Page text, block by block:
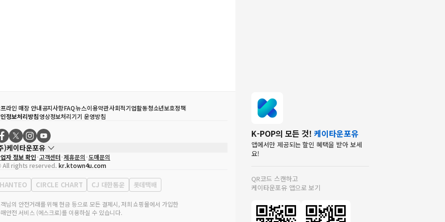
라인 매장 안내공지사항FAQ뉴스이용약관사회적기업활동청소년보호정책
정보처리방침영상정보처리기기 운영방침
)케이타운포유
자
송효민
업자등록번호
120-87-71116
판매업 신고번호 제2011-서울강남-02223
표전화
02-552-9855
자 정보 확인 고객센터 제휴문의 도매문의
rights reserved. kr.ktown4u.com
HANTEO CIRCLE CHART CJ 대한통운 롯데택배
님의 안전거래를 위해 현금 등으로 모든 결제시, 저희 쇼핑몰에서 가입한
안전 서비스 (에스크로)를 이용하실 수 있습니다.
K-POP의 모든 것! 케이타운포유
앱에서만 제공되는 할인 혜택을 받아 보세
요!
QR코드 스캔하고
케이타운포유 앱으로 보기